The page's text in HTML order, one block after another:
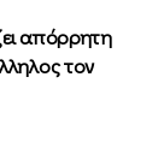
απόρρητη
τον